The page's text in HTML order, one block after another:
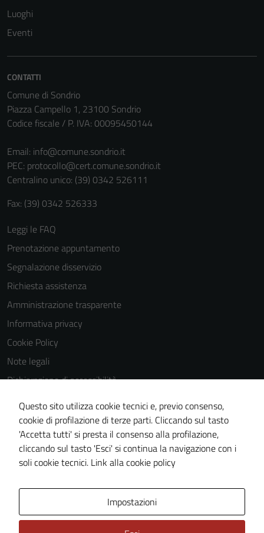
Luoghi
Eventi
CONTATTI
Comune di Sondrio
Piazza Campello 1, 23100 Sondrio
Codice fiscale / P. IVA: 00095450144
Email: info@comune.sondrio.it
PEC: protocollo@cert.comune.sondrio.it
Centralino unico: (39) 0342 526111
Fax: (39) 0342 526333
Leggi le FAQ
Prenotazione appuntamento
Segnalazione disservizio
Richiesta assistenza
Amministrazione trasparente
Informativa privacy
Cookie Policy
Note legali
Dichiarazione di accessibilità
Dichiarazione di accessibilità Servizi
Whistleblowing
Piano di miglioramento del sito
Area riservata
Questo sito utilizza cookie tecnici e, previo consenso,
cookie di profilazione di terze parti. Cliccando sul tasto
'Accetta tutti' si presta il consenso alla profilazione,
cliccando sul tasto 'Esci' si continua la navigazione con i
soli cookie tecnici. Link alla cookie policy
Impostazioni